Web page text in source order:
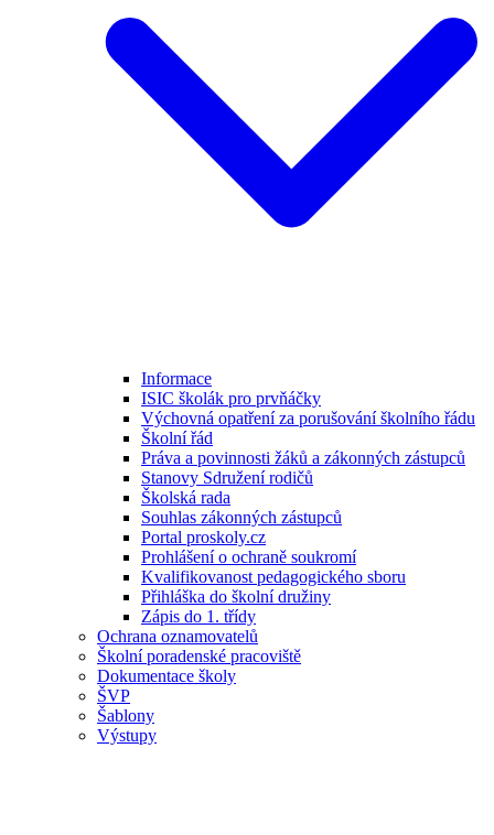
Informace
ISIC školák pro prvňáčky
Výchovná opatření za porušování školního řádu
Školní řád
Práva a povinnosti žáků a zákonných zástupců
Stanovy Sdružení rodičů
Školská rada
Souhlas zákonných zástupců
Portal proskoly.cz
Prohlášení o ochraně soukromí
Kvalifikovanost pedagogického sboru
Přihláška do školní družiny
Zápis do 1. třídy
Ochrana oznamovatelů
Školní poradenské pracoviště
Dokumentace školy
ŠVP
Šablony
Výstupy